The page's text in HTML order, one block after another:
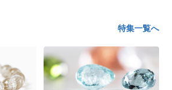
特集一覧へ